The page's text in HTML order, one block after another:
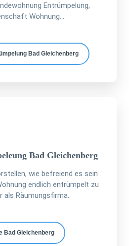
Entrümpelung,
Wohnung...
Bad Gleichenberg
Bad Gleichenberg
wie befreiend es sein
endlich entrümpelt zu
als Räumungsfirma..
Bad Gleichenberg